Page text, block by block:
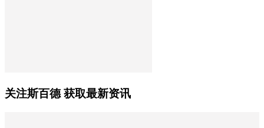
关注斯百德 获取最新资讯